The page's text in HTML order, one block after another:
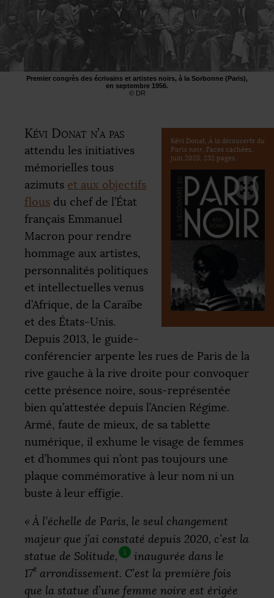
Premier congrès des écrivains et artistes noirs, à la Sorbonne (Paris),
en septembre 1956.
© DR
Kévi Donat, À la découverte du
Paris noir, Faces cachées,
juin 2025, 232 pages.
Kévi Donat n’a pas
attendu les initiatives
mémorielles tous
azimuts et aux objectifs
flous du chef de l’État
français Emmanuel
Macron pour rendre
hommage aux artistes,
personnalités politiques
et intellectuelles venus
d’Afrique, de la Caraïbe
et des États-Unis.
Depuis 2013, le guide-
conférencier arpente les rues de Paris de la
rive gauche à la rive droite pour convoquer
cette présence noire, sous-représentée
bien qu’attestée depuis l’Ancien Régime.
Armé, faute de mieux, de sa tablette
numérique, il exhume le visage de femmes
et d’hommes qui n’ont pas toujours une
plaque commémorative à leur nom ni un
buste à leur effigie.
« À l’échelle de Paris, le seul changement
majeur que j’ai constaté depuis 2020, c’est la
statue de Solitude,
1
inaugurée dans le
17e arrondissement. C’est la première fois
que la statue d’une femme noire est érigée